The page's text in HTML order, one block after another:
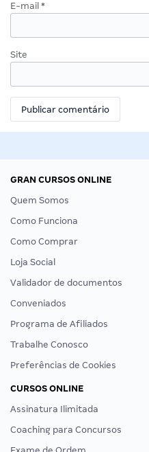
E-mail *
Site
GRAN CURSOS ONLINE
Quem Somos
Como Funciona
Como Comprar
Loja Social
Validador de documentos
Conveniados
Programa de Afiliados
Trabalhe Conosco
Preferências de Cookies
CURSOS ONLINE
Assinatura Ilimitada
Coaching para Concursos